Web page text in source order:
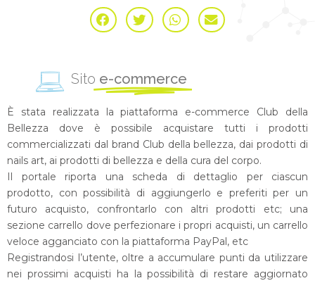
Sito e-commerce
È stata realizzata la piattaforma e-commerce Club della
Bellezza dove è possibile acquistare tutti i prodotti
commercializzati dal brand Club della bellezza, dai prodotti di
nails art, ai prodotti di bellezza e della cura del corpo.
Il portale riporta una scheda di dettaglio per ciascun
prodotto, con possibilità di aggiungerlo e preferiti per un
futuro acquisto, confrontarlo con altri prodotti etc; una
sezione carrello dove perfezionare i propri acquisti, un carrello
veloce agganciato con la piattaforma PayPal, etc
Registrandosi l’utente, oltre a accumulare punti da utilizzare
nei prossimi acquisti ha la possibilità di restare aggiornato